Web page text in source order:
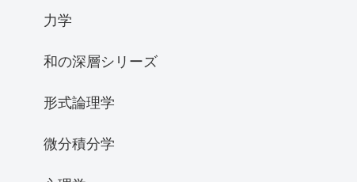
力学
和の深層シリーズ
形式論理学
微分積分学